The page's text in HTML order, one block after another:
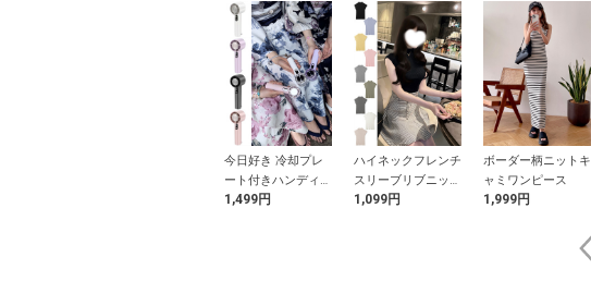
今日好き 冷却プレ
ート付きハンディフ
ァン
1,499円
ハイネックフレンチ
スリーブリブニット
トップス
1,099円
ボーダー柄ニットキ
ャミワンピース
1,999円